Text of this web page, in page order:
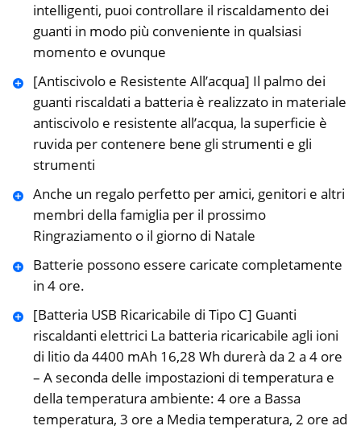
intelligenti, puoi controllare il riscaldamento dei
guanti in modo più conveniente in qualsiasi
momento e ovunque
[Antiscivolo e Resistente All’acqua] Il palmo dei
guanti riscaldati a batteria è realizzato in materiale
antiscivolo e resistente all’acqua, la superficie è
ruvida per contenere bene gli strumenti e gli
strumenti
Anche un regalo perfetto per amici, genitori e altri
membri della famiglia per il prossimo
Ringraziamento o il giorno di Natale
Batterie possono essere caricate completamente
in 4 ore.
[Batteria USB Ricaricabile di Tipo C] Guanti
riscaldanti elettrici La batteria ricaricabile agli ioni
di litio da 4400 mAh 16,28 Wh durerà da 2 a 4 ore
– A seconda delle impostazioni di temperatura e
della temperatura ambiente: 4 ore a Bassa
temperatura, 3 ore a Media temperatura, 2 ore ad